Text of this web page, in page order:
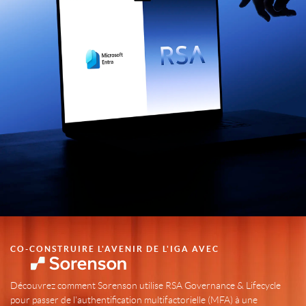
CO-CONSTRUIRE L'AVENIR DE L'IGA AVEC
Découvrez comment Sorenson utilise RSA Governance & Lifecycle
pour passer de l'authentification multifactorielle (MFA) à une